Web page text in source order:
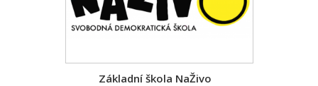
Základní škola NaŽivo